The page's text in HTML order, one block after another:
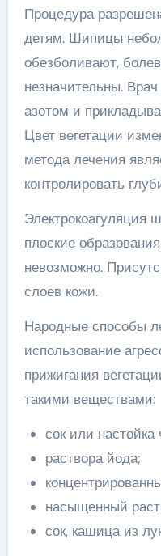
Процедура
детям. Шипицы
обезболивают,
незначительны.
азотом и
Цвет вегетации
метода лечения
контролировать
Электрокоагуляция
плоские
невозможно.
слоев кожи.
Народные способы
использование
прижигания
такими веществами:
сок или настойка
раствора йода;
насыщенный
сок, кашица из